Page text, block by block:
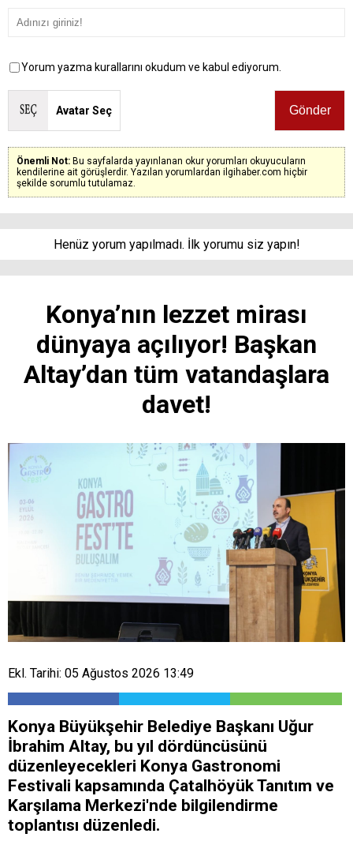
Yorum yazma kurallarını okudum ve kabul ediyorum.
Avatar Seç
Önemli Not: Bu sayfalarda yayınlanan okur yorumları okuyucuların
kendilerine ait görüşlerdir. Yazılan yorumlardan ilgihaber.com hiçbir
şekilde sorumlu tutulamaz.
Henüz yorum yapılmadı. İlk yorumu siz yapın!
Konya’nın lezzet mirası
dünyaya açılıyor! Başkan
Altay’dan tüm vatandaşlara
davet!
Ekl. Tarihi: 05 Ağustos 2026 13:49
Konya Büyükşehir Belediye Başkanı Uğur
İbrahim Altay, bu yıl dördüncüsünü
düzenleyecekleri Konya Gastronomi
Festivali kapsamında Çatalhöyük Tanıtım ve
Karşılama Merkezi'nde bilgilendirme
toplantısı düzenledi.